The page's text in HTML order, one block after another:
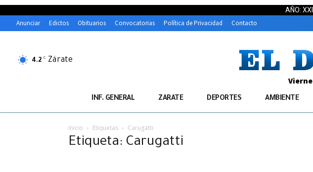
AÑO:
Anunciar Edictos Obituarios Convocatorias Política de Privacidad Contacto
4.2 C Zárate
INF. GENERAL ZARATE DEPORTES AMBIENTE
Inicio Etiquetas Carugatti
Etiqueta: Carugatti